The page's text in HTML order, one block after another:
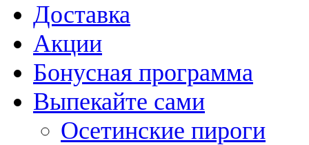
Доставка
Акции
Бонусная программа
Выпекайте сами
Осетинские пироги